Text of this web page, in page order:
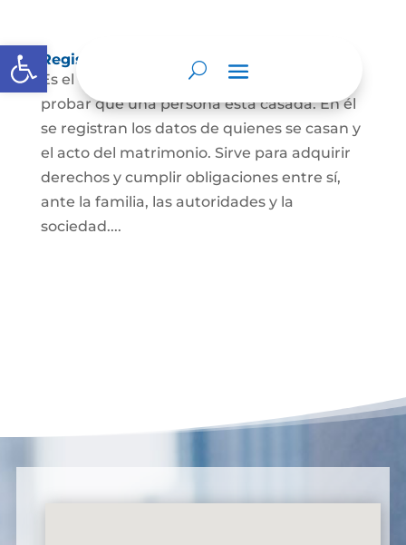
Abrir barra de herramientas
Registro Civil de Matrimonio
Es el documento público necesario para
probar que una persona está casada. En él
se registran los datos de quienes se casan y
el acto del matrimonio. Sirve para adquirir
derechos y cumplir obligaciones entre sí,
ante la familia, las autoridades y la
sociedad....